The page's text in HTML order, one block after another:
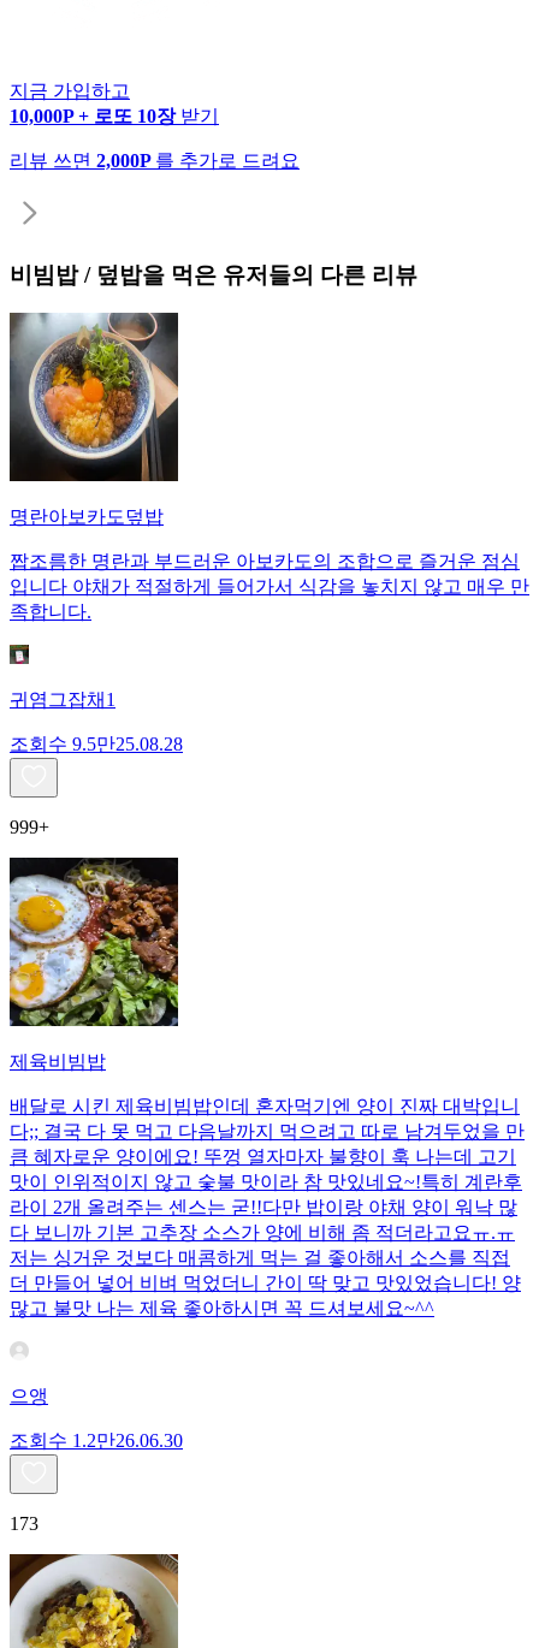
지금 가입하고
10,000P + 로또 10장 받기
리뷰 쓰면 2,000P 를 추가로 드려요
비빔밥 / 덮밥을 먹은 유저들의 다른 리뷰
명란아보카도덮밥
짭조름한 명란과 부드러운 아보카도의 조합으로 즐거운 점심
입니다 야채가 적절하게 들어가서 식감을 놓치지 않고 매우 만
족합니다.
귀염그잡채1
조회수 9.5만25.08.28
999+
제육비빔밥
배달로 시킨 제육비빔밥인데 혼자먹기엔 양이 진짜 대박입니
다;; 결국 다 못 먹고 다음날까지 먹으려고 따로 남겨두었을 만
큼 혜자로운 양이에요! 뚜껑 열자마자 불향이 훅 나는데 고기
맛이 인위적이지 않고 숯불 맛이라 참 맛있네요~!특히 계란후
라이 2개 올려주는 센스는 굳!! ​다만 밥이랑 야채 양이 워낙 많
다 보니까 기본 고추장 소스가 양에 비해 좀 적더라고요ㅠ.ㅠ
저는 싱거운 것보다 매콤하게 먹는 걸 좋아해서 소스를 직접
더 만들어 넣어 비벼 먹었더니 간이 딱 맞고 맛있었습니다! 양
많고 불맛 나는 제육 좋아하시면 꼭 드셔보세요~^^
으앵
조회수 1.2만26.06.30
173